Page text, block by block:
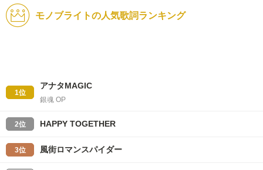
モノブライトの人気歌詞ランキング
1位
アナタMAGIC
銀魂 OP
2位 HAPPY TOGETHER
3位 風街ロマンスパイダー